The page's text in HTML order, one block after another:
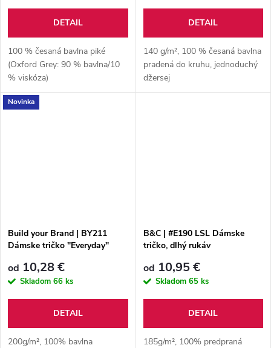
DETAIL
100 % česaná bavlna piké
(Oxford Grey: 90 % bavlna/10
% viskóza)
DETAIL
140 g/m², 100 % česaná bavlna
pradená do kruhu, jednoduchý
džersej
Novinka
Build your Brand | BY211
Dámske tričko "Everyday"
od 10,28 €
Skladom 66 ks
DETAIL
200g/m², 100% bavlna
B&C | #E190 LSL Dámske
tričko, dlhý rukáv
od 10,95 €
Skladom 65 ks
DETAIL
185g/m², 100% predpraná